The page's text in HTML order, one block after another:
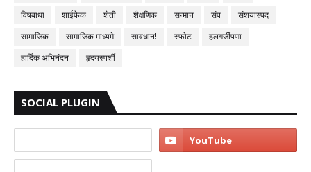
विषबाधा
शाईफेक शेती शैक्षणिक सन्मान संप
संशयास्पद
सामाजिक
सामाजिक माध्यमे सावधान! स्फोट
हलगर्जीपणा
हार्दिक अभिनंदन
हृदयस्पर्शी
SOCIAL PLUGIN